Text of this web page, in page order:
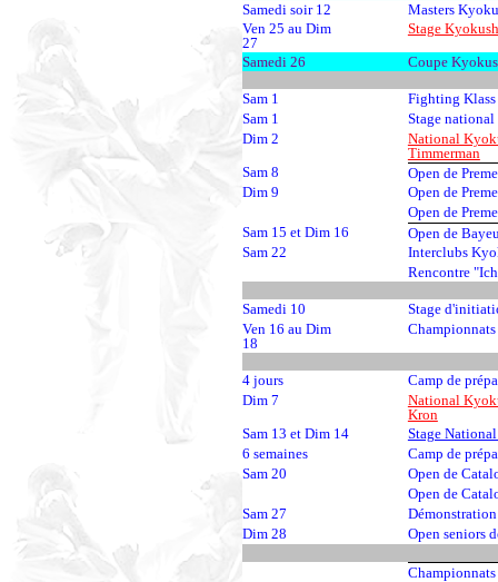
Samedi soir 12
Masters
Ven 25 au Dim
27
Stage
Samedi 26
Coupe
Sam 1
Fighting Klass
Sam 1
Stage
Dim 2
National
Timmerman
Sam 8
Open de
Dim 9
Open de
Open de
Sam 15 et Dim 16
Open de
Sam 22
Interclubs
Rencontre
Samedi 10
Stage
Ven 16 au Dim
18
4 jours
Camp de
Dim 7
National
Kron
Sam 13 et Dim 14
Stage
6 semaines
Camp de
Sam 20
Open de
Open de
Sam 27
Dim 28
Open seniors
Championnats